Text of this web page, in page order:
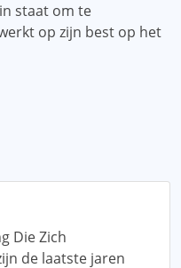
staat om te
op zijn best op het
Die Zich
de laatste jaren